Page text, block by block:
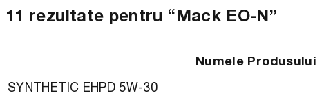
11 rezultate pentru “Mack EO-N”
Numele Produsului
SYNTHETIC EHPD 5W-30